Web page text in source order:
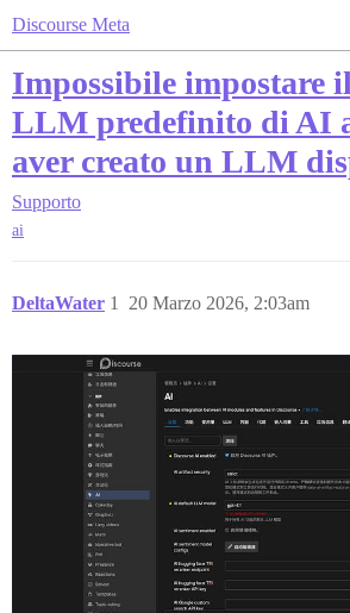
Discourse Meta
Impossibile impostare
LLM predefinito di AI
aver creato un LLM
Supporto
ai
DeltaWater 20 Marzo 2026, 2:03am
1